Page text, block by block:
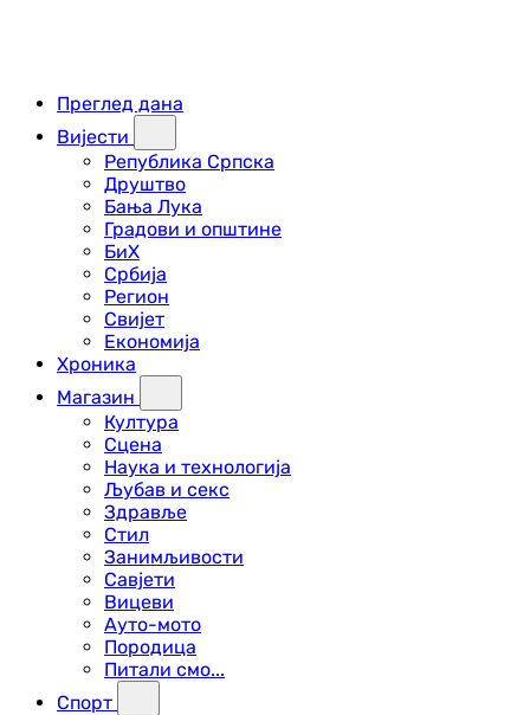
Преглед дана
Вијести
Република Српска
Друштво
Бања Лука
Градови и општине
БиХ
Србија
Регион
Свијет
Економија
Хроника
Магазин
Култура
Сцена
Наука и технологија
Љубав и секс
Здравље
Стил
Занимљивости
Савјети
Вицеви
Ауто-мото
Породица
Питали смо...
Спорт